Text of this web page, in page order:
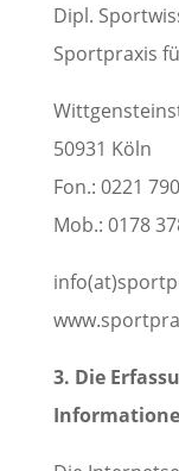
Dipl.
Sportpraxis
50931 Köln
Fon.: 0221
Mob.: 0178
3. Die